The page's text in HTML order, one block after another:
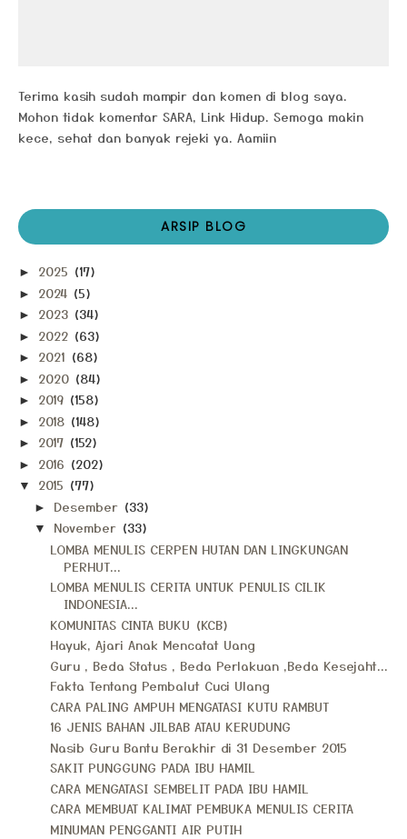
Terima kasih sudah mampir dan komen di blog saya.
Mohon tidak komentar SARA, Link Hidup. Semoga makin
kece, sehat dan banyak rejeki ya. Aamiin
ARSIP BLOG
► 2025 (17)
► 2024 (5)
► 2023 (34)
► 2022 (63)
► 2021 (68)
► 2020 (84)
► 2019 (158)
► 2018 (148)
► 2017 (152)
► 2016 (202)
▼ 2015 (77)
► Desember (33)
▼ November (33)
LOMBA MENULIS CERPEN HUTAN DAN LINGKUNGAN
PERHUT...
LOMBA MENULIS CERITA UNTUK PENULIS CILIK
INDONESIA...
KOMUNITAS CINTA BUKU (KCB)
Hayuk, Ajari Anak Mencatat Uang
Guru , Beda Status , Beda Perlakuan ,Beda Kesejaht...
Fakta Tentang Pembalut Cuci Ulang
CARA PALING AMPUH MENGATASI KUTU RAMBUT
16 JENIS BAHAN JILBAB ATAU KERUDUNG
Nasib Guru Bantu Berakhir di 31 Desember 2015
SAKIT PUNGGUNG PADA IBU HAMIL
CARA MENGATASI SEMBELIT PADA IBU HAMIL
CARA MEMBUAT KALIMAT PEMBUKA MENULIS CERITA
MINUMAN PENGGANTI AIR PUTIH